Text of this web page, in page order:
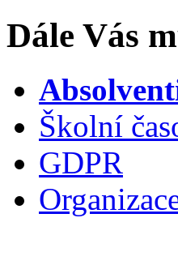
Dále Vás
Školní
GDPR